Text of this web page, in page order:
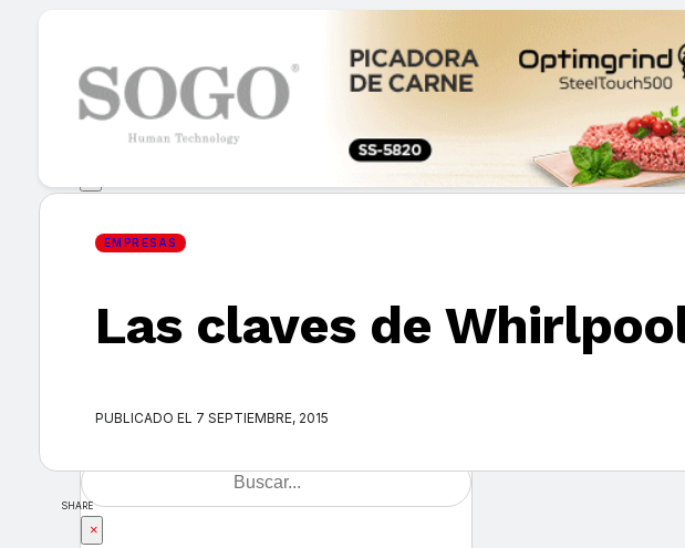
GUÍA DE COMPRA
NUEVOS PRODUCTOS
CONSEJOS TECH
MERCADOS Y TENDENCIAS
HEMEROTECA
×
EMPRESAS
Las claves de
PUBLICADO EL 7 SEPTIEMBRE, 2015
SHARE